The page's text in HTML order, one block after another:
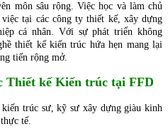
môn sâu rộng. Việc học và làm chủ
tại các công ty thiết kế, xây dựng
cá nhân. Với sự phát triển không
thiết kế kiến trúc hứa hẹn mang lại
tiến rộng mở.
Thiết kế Kiến trúc tại FFD
kiến trúc sư, kỹ sư xây dựng giàu kinh
tế.